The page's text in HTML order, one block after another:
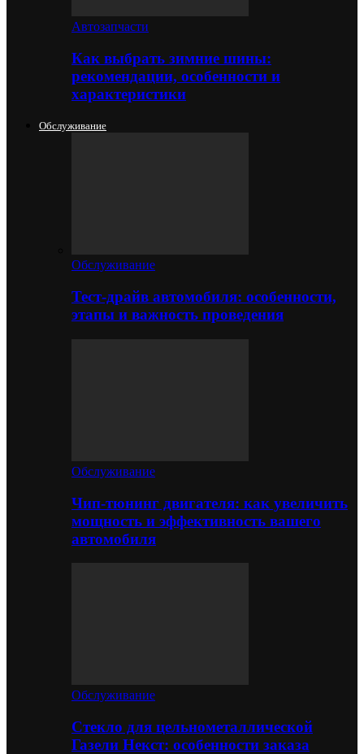
Автозапчасти
Как выбрать зимние шины:
рекомендации, особенности и
характеристики
Обслуживание
Обслуживание
Тест-драйв автомобиля: особенности,
этапы и важность проведения
Обслуживание
Чип-тюнинг двигателя: как увеличить
мощность и эффективность вашего
автомобиля
Обслуживание
Стекло для цельнометаллической
Газели Некст: особенности заказа